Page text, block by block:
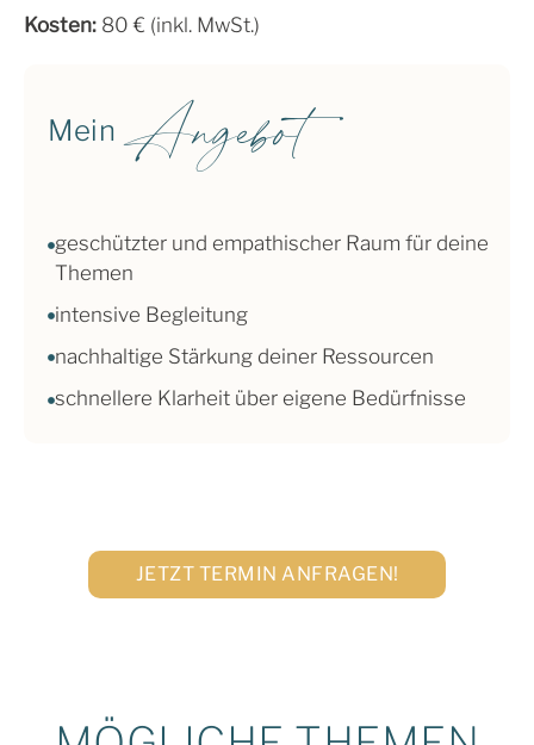
Kosten: 80 € (inkl. MwSt.)
Mein Angebot
geschützter und empathischer Raum für deine
Themen
intensive Begleitung
nachhaltige Stärkung deiner Ressourcen
schnellere Klarheit über eigene Bedürfnisse
JETZT TERMIN ANFRAGEN!